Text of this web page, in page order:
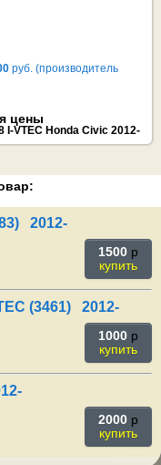
руб. (производитель
цены
2012-
1500 p
купить
(3461) 2012-
1000 p
купить
2000 p
купить